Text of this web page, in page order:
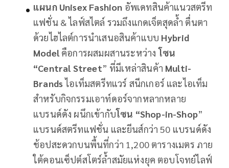
แผนก Unisex Fashion อัพเดทสินค้าแนวสตรีท
แฟชั่น & ไลฟ์สไตล์ รวมถึงแกดเจ็ตสุดล้ำ ตื่นตา
ด้วยไฮไลต์การนำเสนอสินค้าแบบ Hybrid
Modelคือการผสมผสานระหว่างโซน
“Central Street” ที่มีเหล่าสินค้า Multi-
Brandsไอเท็มสตรีทแวร์ สนีกเกอร์ และไอเท็ม
สำหรับกิจกรรมเอาท์ดอร์จากหลากหลาย
แบรนด์ดัง ผนึกเข้ากับโซน “Shop-in-Shop”
แบรนด์สตรีทแฟชั่น และยีนส์กว่า 50 แบรนด์ดัง
ช้อปสะดวกบนพื้นที่กว่า 1,200 ตารางเมตร ภาย
ใต้คอนเซ็ปต์สโตร์ล้ำสมัยแห่งยุค ตอบโจทย์ไลฟ์